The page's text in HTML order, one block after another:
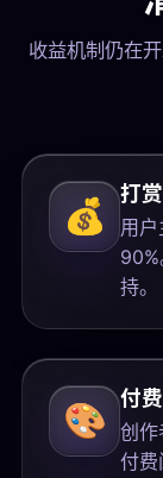
收益机制仍在
💰
打
用
持。
🎨
付
创作
付费